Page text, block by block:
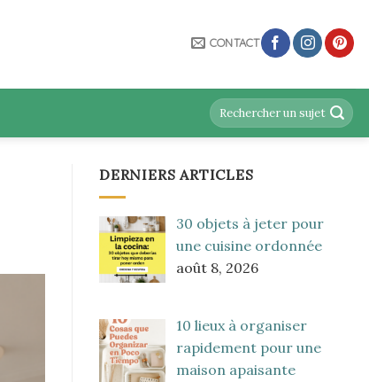
CONTACT
DERNIERS ARTICLES
30 objets à jeter pour
une cuisine ordonnée
août 8, 2026
10 lieux à organiser
rapidement pour une
maison apaisante